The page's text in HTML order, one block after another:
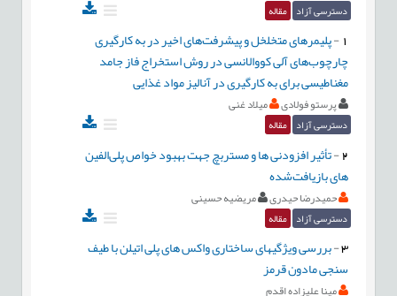
دسترسی آزاد مقاله
-پلیمرهای متخلخل و پیشرفت‌های اخیر در به کارگیری
چارچوب‌های آلی کووالانسی در روش استخراج فاز جامد
مغناطیسی برای به کارگیری در آنالیز مواد غذایی
پرستو فولادی میلاد غنی
دسترسی آزاد مقاله
2
-تأثیر افزودنی ها و مستربچ جهت بهبود خواص پلی‌الفین
های بازیافت‌شده
حمیدرضا حیدری مریضیه حسینی
دسترسی آزاد مقاله
3
-بررسی ویژگیهای ساختاری واکس های پلی اتیلن با طیف
سنجی مادون قرمز
مینا علیزاده اقدم